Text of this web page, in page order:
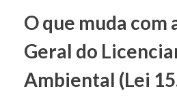
O que muda com
Geral do
Ambiental (Lei